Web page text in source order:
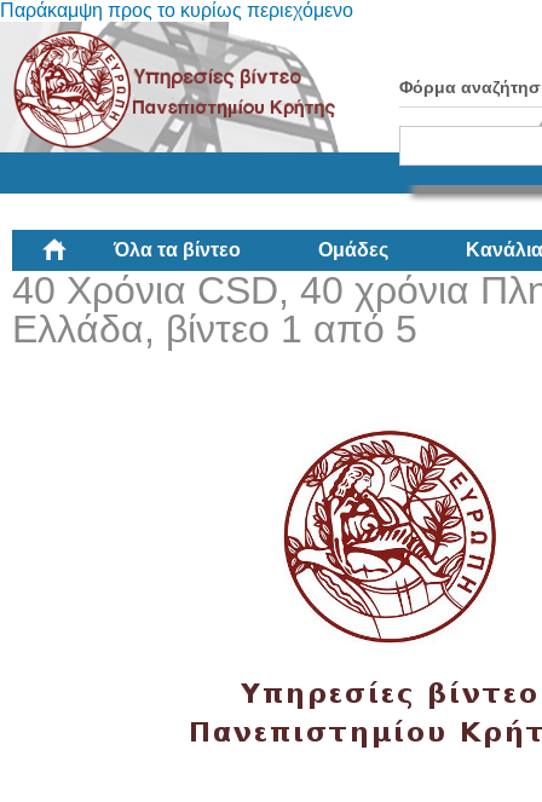
Παράκαμψη προς το κυρίως περιεχόμενο
Φόρμα
Όλα τα βίντεο Ομάδες Κανάλια
40 Χρόνια CSD, 40 χρόνια
Ελλάδα, βίντεο 1 από 5